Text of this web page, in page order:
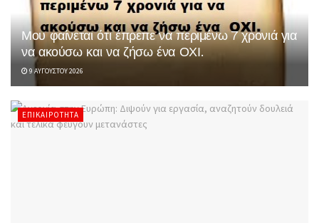
Μου φαίνεται ότι έπρεπε να περιμένω 7 χρονιά για
να ακούσω και να ζήσω ένα ΟΧΙ.
9 ΑΥΓΟΎΣΤΟΥ 2026
ΕΠΙΚΑΙΡΌΤΗΤΑ